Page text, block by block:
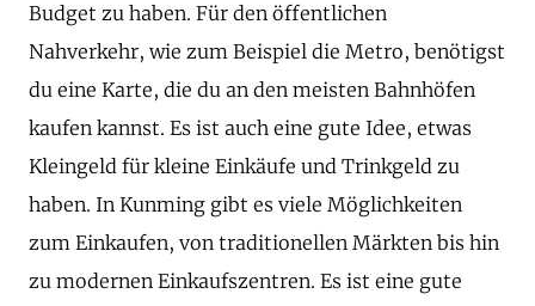
Budget zu haben. Für den öffentlichen
Nahverkehr, wie zum Beispiel die Metro, benötigst
du eine Karte, die du an den meisten Bahnhöfen
kaufen kannst. Es ist auch eine gute Idee, etwas
Kleingeld für kleine Einkäufe und Trinkgeld zu
haben. In Kunming gibt es viele Möglichkeiten
zum Einkaufen, von traditionellen Märkten bis hin
zu modernen Einkaufszentren. Es ist eine gute